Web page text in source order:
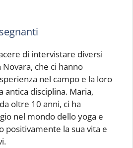
di intervistare diversi
che ci hanno
nel campo e la loro
antica disciplina. Maria,
oltre 10 anni, ci ha
nel mondo dello yoga e
positivamente la sua vita e